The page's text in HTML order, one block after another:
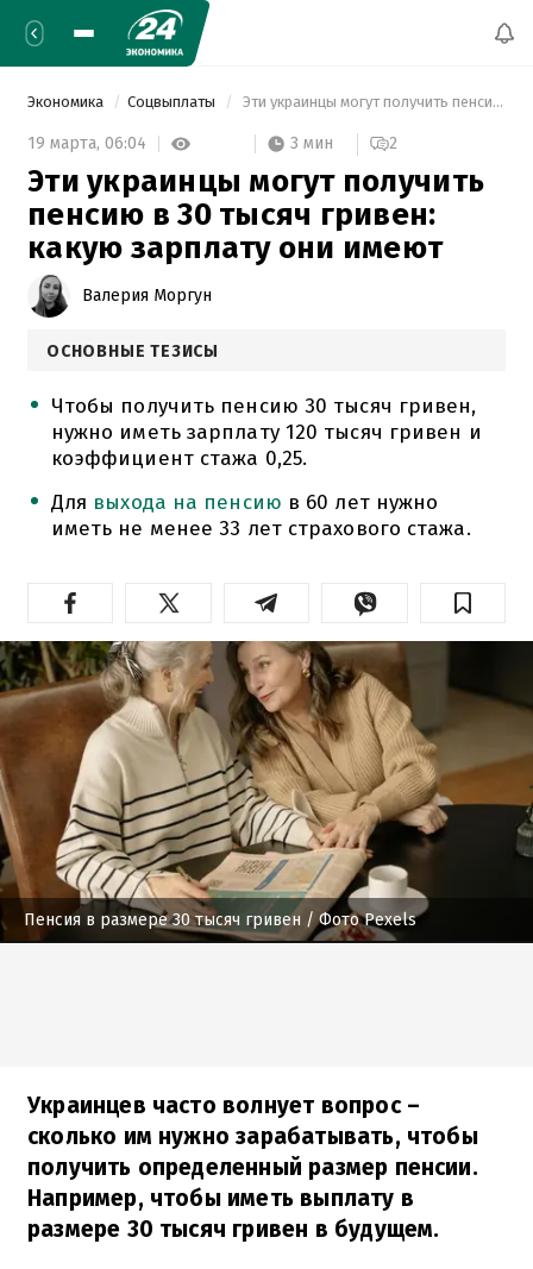
Экономика Соцвыплаты Эти украинцы могут получить пенсию в 30 тысяч гривен: какую зарплату они имеют
19 марта, 06:04 3 мин 2
Эти украинцы могут получить
пенсию в 30 тысяч гривен:
какую зарплату они имеют
Валерия Моргун
ОСНОВНЫЕ ТЕЗИСЫ
Чтобы получить пенсию 30 тысяч гривен,
нужно иметь зарплату 120 тысяч гривен и
коэффициент стажа 0,25.
Для выхода на пенсию в 60 лет нужно
иметь не менее 33 лет страхового стажа.
Пенсия в размере 30 тысяч гривен / Фото Pexels
Украинцев часто волнует вопрос –
сколько им нужно зарабатывать, чтобы
получить определенный размер пенсии.
Например, чтобы иметь выплату в
размере 30 тысяч гривен в будущем.